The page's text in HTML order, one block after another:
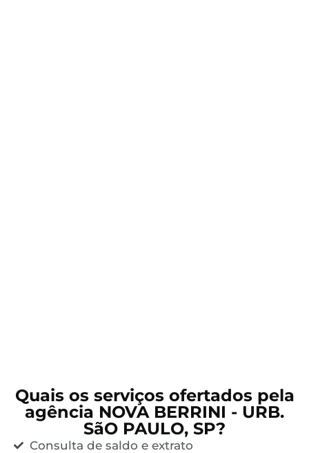
Quais os serviços ofertados pela
agência NOVA BERRINI - URB.
SãO PAULO, SP?
Consulta de saldo e extrato